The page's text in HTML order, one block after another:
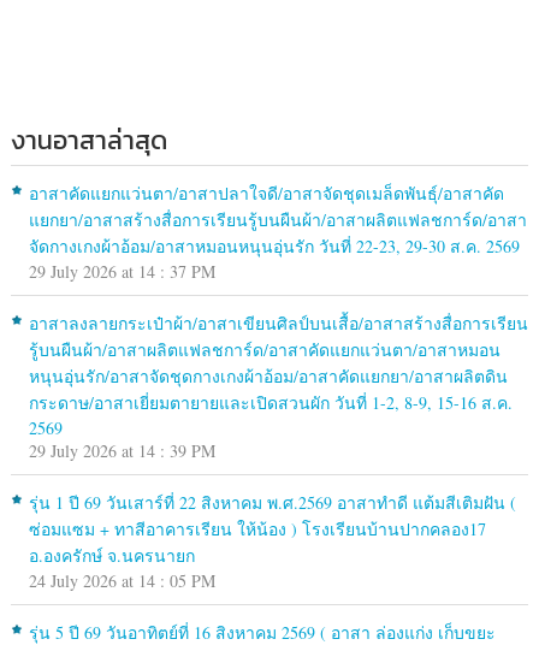
งานอาสาล่าสุด
อาสาคัดแยกแว่นตา/อาสาปลาใจดี/อาสาจัดชุดเมล็ดพันธุ์/อาสาคัด
แยกยา/อาสาสร้างสื่อการเรียนรู้บนผืนผ้า/อาสาผลิตแฟลชการ์ด/อาสา
จัดกางเกงผ้าอ้อม/อาสาหมอนหนุนอุ่นรัก วันที่ 22-23, 29-30 ส.ค. 2569
29 July 2026 at 14 : 37 PM
อาสาลงลายกระเป๋าผ้า/อาสาเขียนศิลป์บนเสื้อ/อาสาสร้างสื่อการเรียน
รู้บนผืนผ้า/อาสาผลิตแฟลชการ์ด/อาสาคัดแยกแว่นตา/อาสาหมอน
หนุนอุ่นรัก/อาสาจัดชุดกางเกงผ้าอ้อม/อาสาคัดแยกยา/อาสาผลิตดิน
กระดาษ/อาสาเยี่ยมตายายและเปิดสวนผัก วันที่ 1-2, 8-9, 15-16 ส.ค.
2569
29 July 2026 at 14 : 39 PM
รุ่น 1 ปี 69 วันเสาร์ที่ 22 สิงหาคม พ.ศ.2569 อาสาทำดี แต้มสีเติมฝัน (
ซ่อมแซม + ทาสีอาคารเรียน ให้น้อง ) โรงเรียนบ้านปากคลอง17
อ.องครักษ์ จ.นครนายก
24 July 2026 at 14 : 05 PM
รุ่น 5 ปี 69 วันอาทิตย์ที่ 16 สิงหาคม 2569 ( อาสา ล่องแก่ง เก็บขยะ